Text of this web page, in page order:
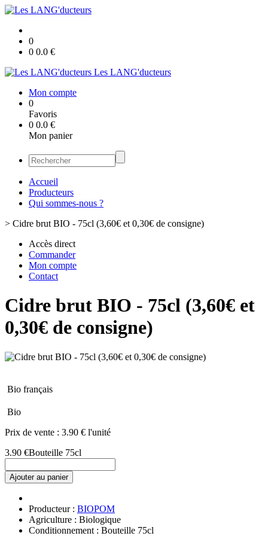
0
0 0.0 €
Les LANG'ducteurs
Mon compte
0
Favoris
0 0.0 €
Mon panier
Accueil
Producteurs
Qui sommes-nous ?
> Cidre brut BIO - 75cl (3,60€ et 0,30€ de consigne)
Accès direct
Commander
Mon compte
Contact
Cidre brut BIO - 75cl (3,60€ et
0,30€ de consigne)
Bio français
Bio
Prix de vente : 3.90 € l'unité
3.90 €Bouteille 75cl
Ajouter au panier
Producteur : BIOPOM
Agriculture : Biologique
Conditionnement : Bouteille 75cl